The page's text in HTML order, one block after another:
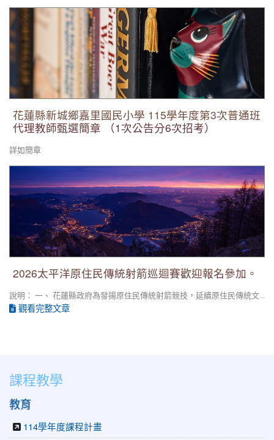
花蓮縣新城鄉嘉里國民小學 115學年度第3次普通班代理教師甄
選簡章 （1次公告分6次招考）
花蓮縣新城鄉嘉里國民小學 115學年度第3次普通班
代理教師甄選簡章 （1次公告分6次招考）
詳如簡章
2026太平洋原住民傳統射箭巡迴賽歡迎報名參加。
2026太平洋原住民傳統射箭巡迴賽歡迎報名參加。
說明： 一、 花蓮縣政府為發揚原住民傳統射箭競技，延續原住民傳統文...
觀看完整文章
課程教學
教育
114學年度課程計畫